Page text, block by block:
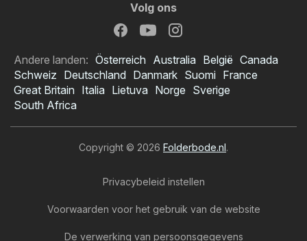
Volg ons
Andere landen: Österreich Australia België Canada
Schweiz Deutschland Danmark Suomi France
Great Britain Italia Lietuva Norge Sverige
South Africa
Copyright © 2026 Folderbode.nl.
Privacybeleid instellen
Voorwaarden voor het gebruik van de website
De verwerking van persoonsgegevens